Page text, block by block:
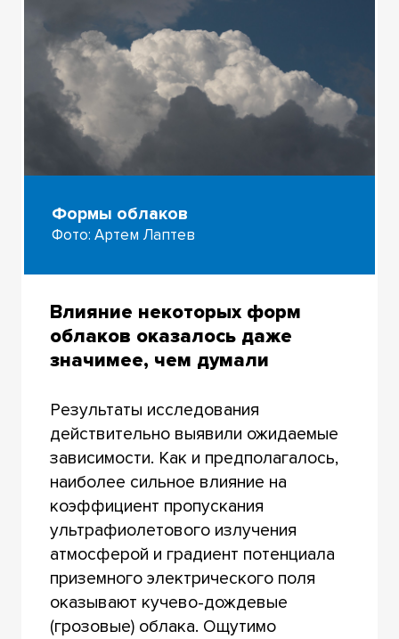
Формы облаков
Фото: Артем Лаптев
Влияние некоторых форм
облаков оказалось даже
значимее, чем думали
Результаты исследования
действительно выявили ожидаемые
зависимости. Как и предполагалось,
наиболее сильное влияние на
коэффициент пропускания
ультрафиолетового излучения
атмосферой и градиент потенциала
приземного электрического поля
оказывают кучево-дождевые
(грозовые) облака. Ощутимо